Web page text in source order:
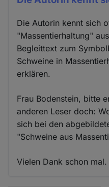
Die Autorin kennt sich
"Massentierhaltung"
Begleittext zum
Schweine in
erklären.
Frau Bodenstein, bitte
anderen Leser doch:
sich bei den
"Schweine aus
Vielen Dank schon mal.